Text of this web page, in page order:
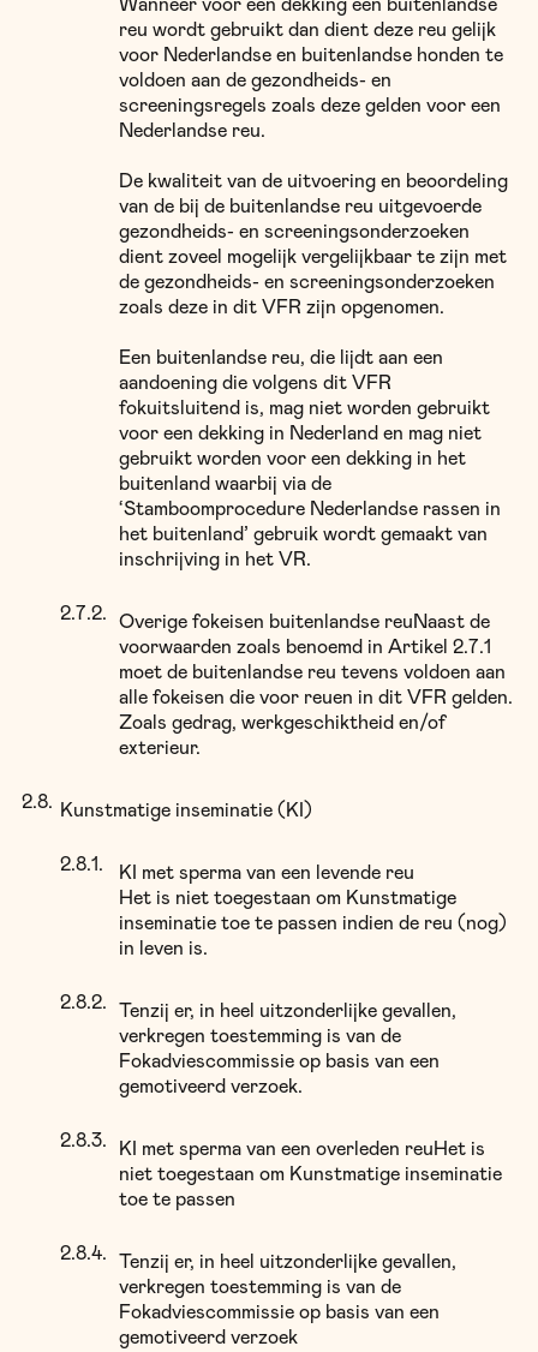
Wanneer voor een dekking een buitenlandse
reu wordt gebruikt dan dient deze reu gelijk
voor Nederlandse en buitenlandse honden te
voldoen aan de gezondheids- en
screeningsregels zoals deze gelden voor een
Nederlandse reu.
De kwaliteit van de uitvoering en beoordeling
van de bij de buitenlandse reu uitgevoerde
gezondheids- en screeningsonderzoeken
dient zoveel mogelijk vergelijkbaar te zijn met
de gezondheids- en screeningsonderzoeken
zoals deze in dit VFR zijn opgenomen.
Een buitenlandse reu, die lijdt aan een
aandoening die volgens dit VFR
fokuitsluitend is, mag niet worden gebruikt
voor een dekking in Nederland en mag niet
gebruikt worden voor een dekking in het
buitenland waarbij via de
‘Stamboomprocedure Nederlandse rassen in
het buitenland’ gebruik wordt gemaakt van
inschrijving in het VR.
Overige fokeisen buitenlandse reuNaast de
voorwaarden zoals benoemd in Artikel 2.7.1
moet de buitenlandse reu tevens voldoen aan
alle fokeisen die voor reuen in dit VFR gelden.
Zoals gedrag, werkgeschiktheid en/of
exterieur.
Kunstmatige inseminatie (KI)
KI met sperma van een levende reu
Het is niet toegestaan om Kunstmatige
inseminatie toe te passen indien de reu (nog)
in leven is.
Tenzij er, in heel uitzonderlijke gevallen,
verkregen toestemming is van de
Fokadviescommissie op basis van een
gemotiveerd verzoek.
KI met sperma van een overleden reuHet is
niet toegestaan om Kunstmatige inseminatie
toe te passen
Tenzij er, in heel uitzonderlijke gevallen,
verkregen toestemming is van de
Fokadviescommissie op basis van een
gemotiveerd verzoek